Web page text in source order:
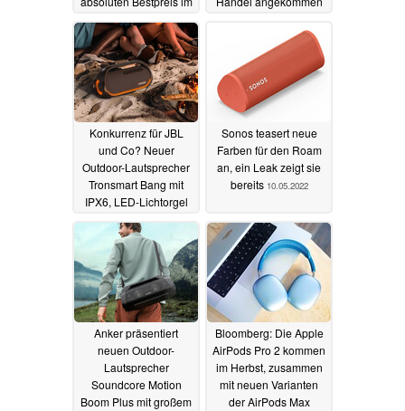
15.06.2022
Konkurrenz für JBL
und Co? Neuer
Outdoor-Lautsprecher
Tronsmart Bang mit
IPX6, LED-Lichtorgel
erhältlich22.05.2022
Sonos teasert neue
Farben für den Roam
an, ein Leak zeigt sie
bereits 10.05.2022
Anker präsentiert
neuen Outdoor-
Lautsprecher
Soundcore Motion
Boom Plus mit großem
Bloomberg: Die Apple
AirPods Pro 2 kommen
im Herbst, zusammen
mit neuen Varianten
der AirPods Max